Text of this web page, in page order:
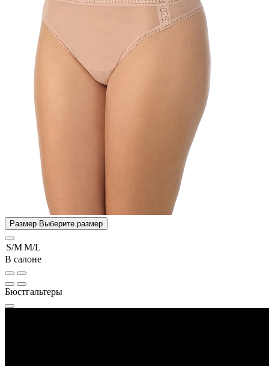
Размер Выберите размер
S/MM/L
В салоне
Бюстгальтеры